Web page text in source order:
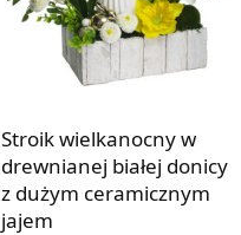
Stroik wielkanocny w
drewnianej białej donicy
z dużym ceramicznym
jajem